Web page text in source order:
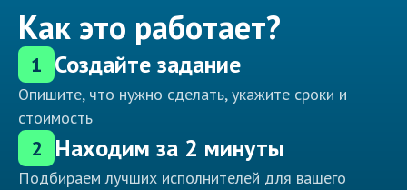
Как это работает?
1 Создайте задание
Опишите, что нужно сделать, укажите сроки и
стоимость
2 Находим за 2 минуты
Подбираем лучших исполнителей для вашего